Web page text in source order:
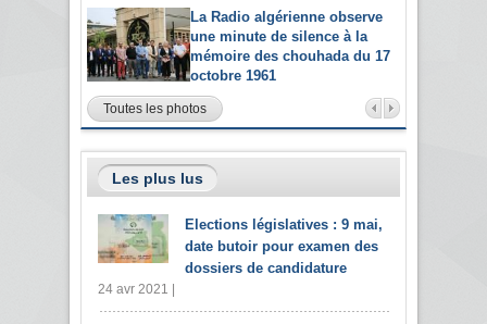
La Radio algérienne observe
une minute de silence à la
mémoire des chouhada du 17
octobre 1961
Toutes les photos
Les plus lus
Elections législatives : 9 mai,
date butoir pour examen des
dossiers de candidature
24 avr 2021 |